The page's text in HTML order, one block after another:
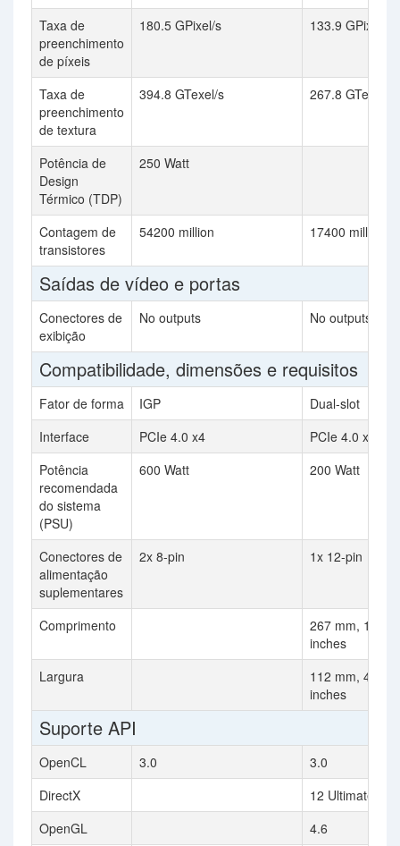
Taxa de
preenchimento
de píxeis
180.5 GPixel/s 133.9 GPixel/s
Taxa de
preenchimento
de textura
394.8 GTexel/s 267.8 GTexel/s
Potência de
Design
Térmico (TDP)
250 Watt
Contagem de
transistores
54200 million 17400 million
Saídas de vídeo e portas
Conectores de
exibição
No outputs No outputs
Compatibilidade, dimensões e requisitos
Fator de forma IGP
Dual-slot
Interface
PCIe 4.0 x4
PCIe 4.0 x16
Potência
recomendada
do sistema
(PSU)
600 Watt 200 Watt
Conectores de
alimentação
suplementares
2x 8-pin 1x 12-pin
Comprimento
267 mm, 10.5
inches
Largura
112 mm, 4.4
inches
Suporte API
OpenCL 3.0
3.0
DirectX
12 Ultimate
OpenGL
4.6